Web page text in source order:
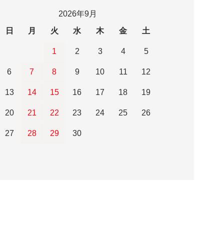
2026年9月
日
月 火 水 木 金 土
1 2 3 4 5
6 7 8 9 10 11 12
13 14 15 16 17 18 19
20 21 22 23 24 25 26
27 28 29 30